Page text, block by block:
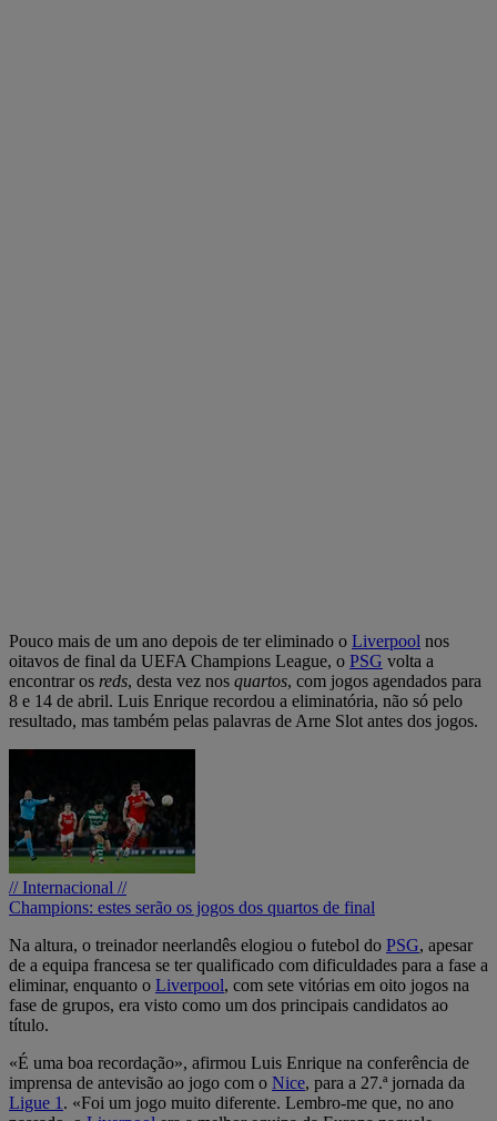
Pouco mais de um ano depois de ter eliminado o Liverpool nos
oitavos de final da UEFA Champions League, o PSG volta a
encontrar os reds, desta vez nos quartos, com jogos agendados para
8 e 14 de abril. Luis Enrique recordou a eliminatória, não só pelo
resultado, mas também pelas palavras de Arne Slot antes dos jogos.
// Internacional //
Champions: estes serão os jogos dos quartos de final
Na altura, o treinador neerlandês elogiou o futebol do PSG, apesar
de a equipa francesa se ter qualificado com dificuldades para a fase a
eliminar, enquanto o Liverpool, com sete vitórias em oito jogos na
fase de grupos, era visto como um dos principais candidatos ao
título.
«É uma boa recordação», afirmou Luis Enrique na conferência de
imprensa de antevisão ao jogo com o Nice, para a 27.ª jornada da
Ligue 1 . «Foi um jogo muito diferente. Lembro-me que, no ano